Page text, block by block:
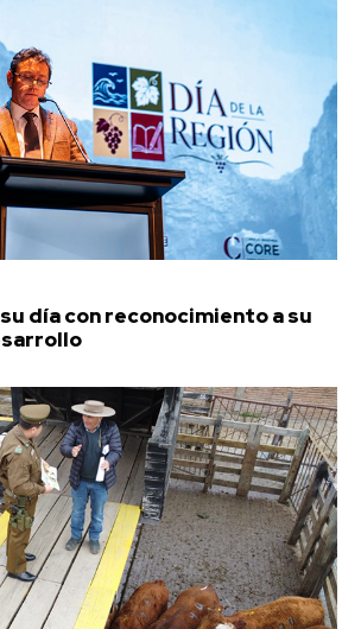
día con reconocimiento a su